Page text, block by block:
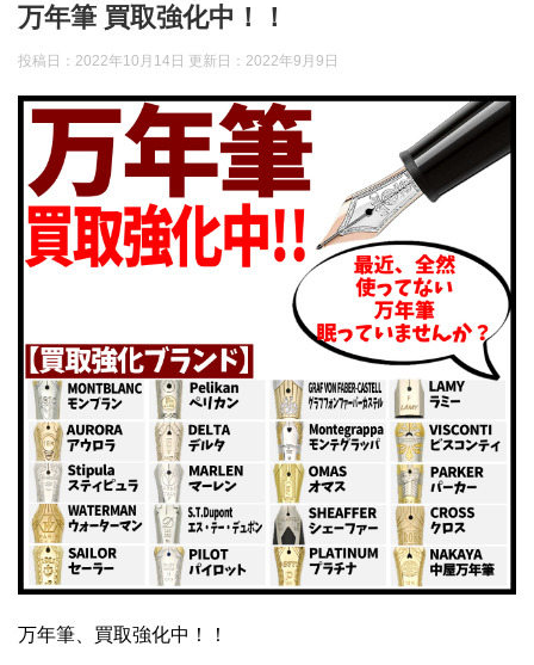
万年筆 買取強化中！！
投稿日：2022年10月14日 更新日： 2022年9月9日
万年筆、買取強化中！！